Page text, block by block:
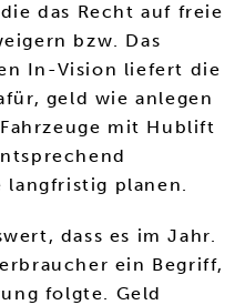
das Recht auf freie
bzw. Das
In-Vision liefert die
geld wie anlegen
mit Hublift
langfristig planen.
dass es im Jahr.
ein Begriff,
folgte. Geld